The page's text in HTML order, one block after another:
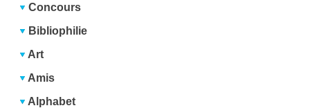
Concours
Bibliophilie
Art
Amis
Alphabet